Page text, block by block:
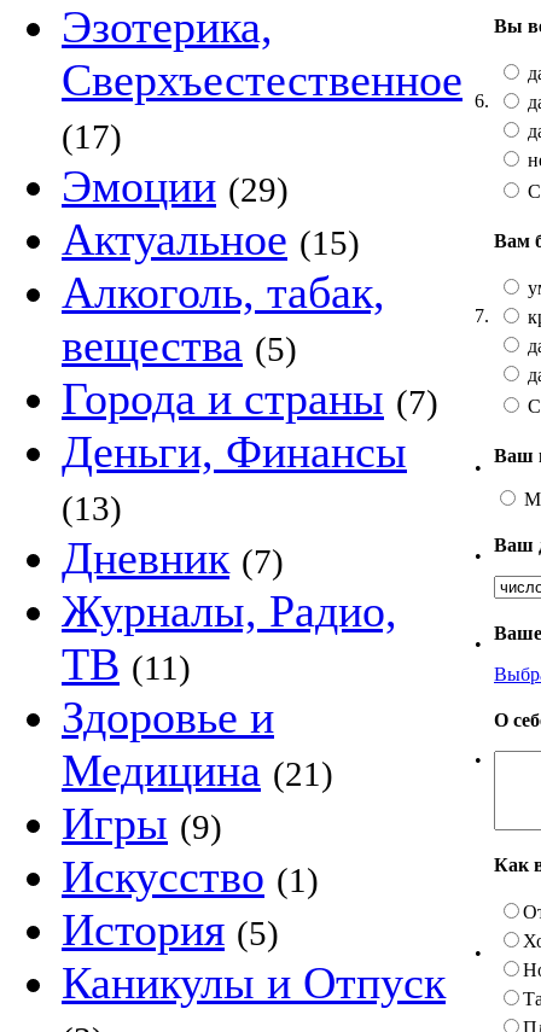
Эзотерика,
Сверхъестественное
(17)
Эмоции (29)
Актуальное (15)
Алкоголь, табак,
вещества (5)
Города и страны (7)
Деньги, Финансы
(13)
Дневник (7)
Журналы, Радио,
ТВ (11)
Здоровье и
Медицина (21)
Игры (9)
Искусство (1)
История (5)
Каникулы и Отпуск
6.
Вы
7.
Вам
•
Ваш
•
Ваш
•
Ваше
•
О
•
Как